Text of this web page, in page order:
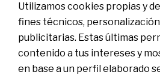
En qué
BStartup
BStartup
Portfolio
Insights
Agenda
Utilizamos cookies propias y
fines técnicos,
publicitarias. Estas últimas
contenido a tus intereses y
en base a un perfil elaborado